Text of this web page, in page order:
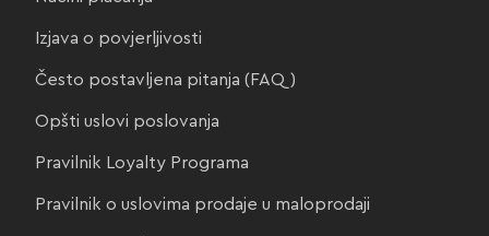
Izjava o povjerljivosti
Često postavljena pitanja (FAQ)
Opšti uslovi poslovanja
Pravilnik Loyalty Programa
Pravilnik o uslovima prodaje u maloprodaji